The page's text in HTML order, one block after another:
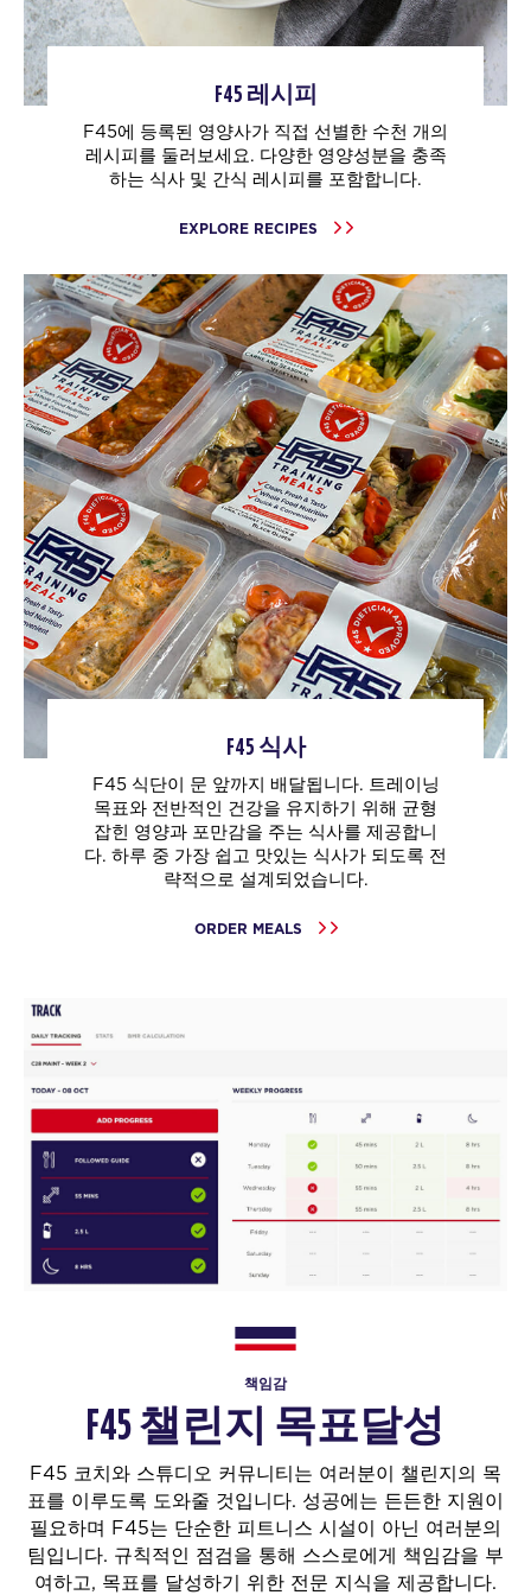
F45 레시피
F45에 등록된 영양사가 직접 선별한 수천 개의
레시피를 둘러보세요. 다양한 영양성분을 충족
하는 식사 및 간식 레시피를 포함합니다.
EXPLORE RECIPES
F45 식사
F45 식단이 문 앞까지 배달됩니다. 트레이닝
목표와 전반적인 건강을 유지하기 위해 균형
잡힌 영양과 포만감을 주는 식사를 제공합니
다. 하루 중 가장 쉽고 맛있는 식사가 되도록 전
략적으로 설계되었습니다.
ORDER MEALS
책임감
F45 챌린지 목표달성
F45 코치와 스튜디오 커뮤니티는 여러분이 챌린지의 목
표를 이루도록 도와줄 것입니다. 성공에는 든든한 지원이
필요하며 F45는 단순한 피트니스 시설이 아닌 여러분의
팀입니다. 규칙적인 점검을 통해 스스로에게 책임감을 부
여하고, 목표를 달성하기 위한 전문 지식을 제공합니다.